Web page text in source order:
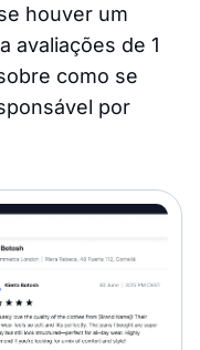
houver um
avaliações de 1
como se
por